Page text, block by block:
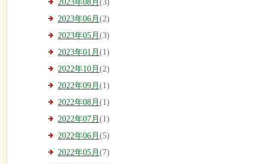
2023年08月 (3)
2023年06月 (2)
2023年05月 (3)
2023年01月 (1)
2022年10月 (2)
2022年09月 (1)
2022年08月 (1)
2022年07月 (1)
2022年06月 (5)
2022年05月 (7)